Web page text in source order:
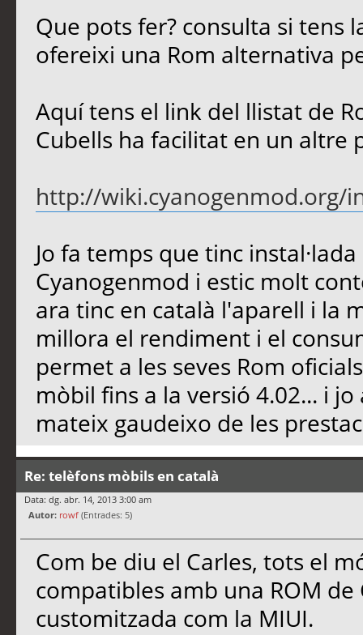
Que pots fer? consulta si tens
ofereixi una Rom alternativa
Aquí tens el link del llistat de
Cubells ha facilitat en un altre
http://wiki.cyanogenmod.org/
Jo fa temps que tinc
Cyanogenmod i estic molt
ara tinc en català l'aparell i la
millora el rendiment i el
permet a les seves Rom
mòbil fins a la versió 4.02... i
mateix gaudeixo de les
Re: telèfons mòbils en català
Data: dg. abr. 14, 2013 3:00 am
Autor: rowf (Entrades: 5)
Com be diu el Carles, tots el
compatibles amb una ROM de
customitzada com la MIUI.